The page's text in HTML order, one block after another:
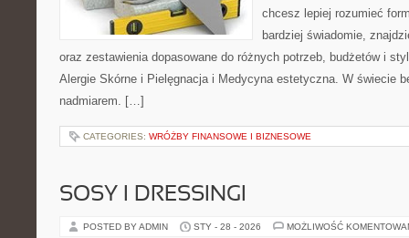
chcesz lepiej rozumieć
bardziej świadomie,
oraz zestawienia dopasowane do różnych potrzeb, budżetów i
Alergie Skórne i Pielęgnacja i Medycyna estetyczna. W świecie
nadmiarem. […]
CATEGORIES: WRÓŻBY FINANSOWE I BIZNESOWE
SOSY I DRESSINGI
POSTED BY ADMIN STY - 28 - 2026 MOŻLIWOŚĆ